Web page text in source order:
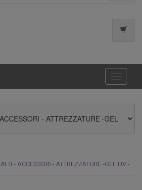
- ACCESSORI - ATTREZZATURE -GEL UV -